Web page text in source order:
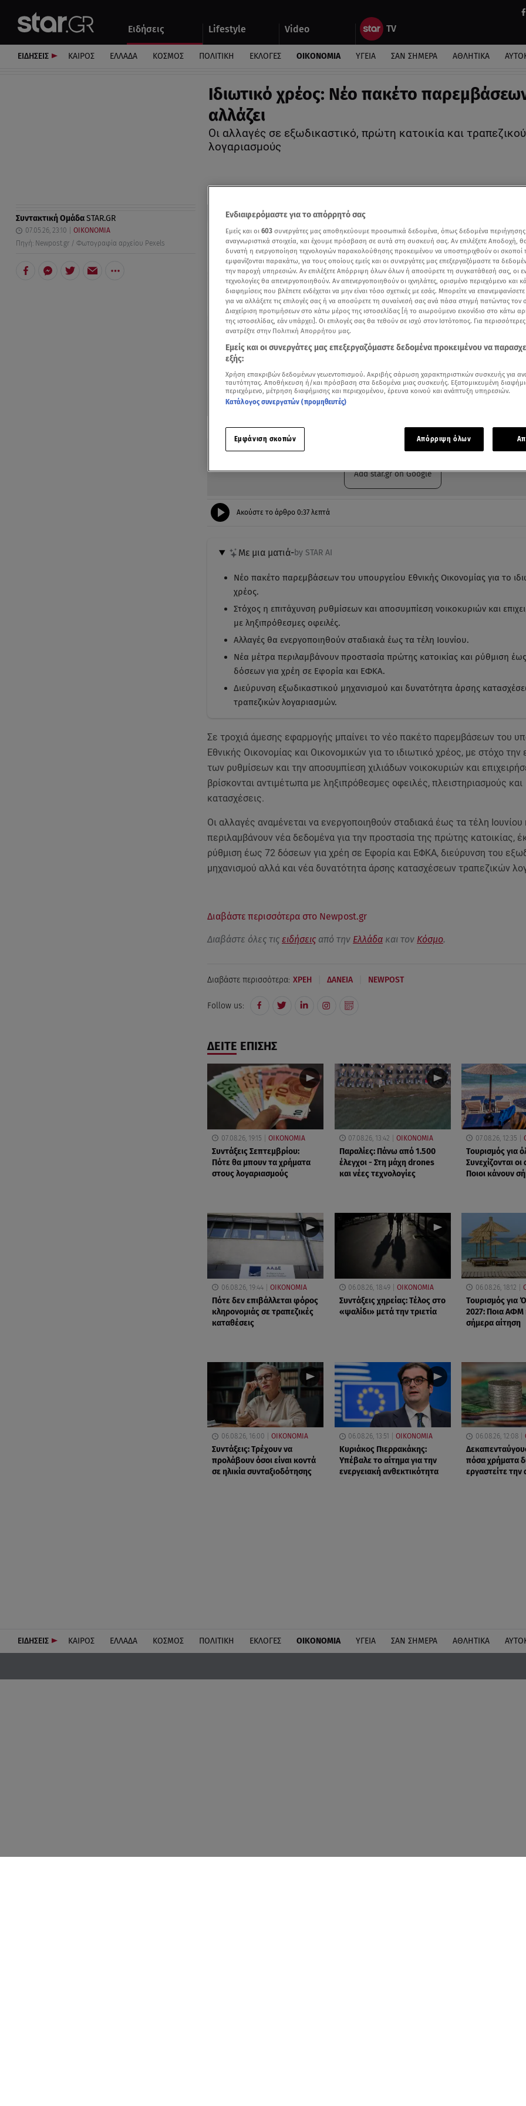
Ειδήσεις Lifestyle Video
Αυτοκίνητο
ΕΙΔΗΣΕΙΣ ΚΑΙΡΟΣ ΕΛΛΑΔΑ ΚΟΣΜΟΣ ΠΟΛΙΤΙΚΗ ΕΚΛΟΓΕΣ ΟΙΚΟΝΟΜΙΑ ΥΓΕΙΑ ΣΑΝ ΣΗΜΕΡΑ ΑΘΛΗΤΙΚΑ
Ιδιωτικό χρέος: Νέο πακέτο
αλλάζει
Οι αλλαγές σε εξωδικαστικό, πρώτη κατοικία και
λογαριασμούς
Συντακτική ΟμάδαSTAR.GR
07.05.26, 23:10
ΟΙΚΟΝΟΜΙΑ
Πηγή: Newpost.gr / Φωτογραφία αρχείου Pexels
Πρόσθηκη star.gr στις επιλογές σας
Δείτε περισσότερα άρθρα μας στα αποτελέσματα αναζήτησης
Add star.gr on Google
Ακούστε το άρθρο 0:37λεπτά
Με μια ματιά-by STAR AI
Νέο πακέτο παρεμβάσεων του υπουργείου Εθνικής Οικονομίας για το
χρέος.
Στόχος η επιτάχυνση ρυθμίσεων και αποσυμπίεση νοικοκυριών και
με ληξιπρόθεσμες οφειλές.
Αλλαγές θα ενεργοποιηθούν σταδιακά έως τα τέλη Ιουνίου.
Νέα μέτρα περιλαμβάνουν προστασία πρώτης κατοικίας και ρύθμιση
δόσεων για χρέη σε Εφορία και ΕΦΚΑ.
Διεύρυνση εξωδικαστικού μηχανισμού και δυνατότητα άρσης
τραπεζικών λογαριασμών.
Σε τροχιά άμεσης εφαρμογής μπαίνει το νέο πακέτο παρεμβάσεων του
Εθνικής Οικονομίας και Οικονομικών για το ιδιωτικό χρέος, με στόχο την
των ρυθμίσεων και την αποσυμπίεση χιλιάδων νοικοκυριών και
βρίσκονται αντιμέτωπα με ληξιπρόθεσμες οφειλές, πλειστηριασμούς και
κατασχέσεις.
Οι αλλαγές αναμένεται να ενεργοποιηθούν σταδιακά έως τα τέλη Ιουνίου
περιλαμβάνουν νέα δεδομένα για την προστασία της πρώτης κατοικίας,
ρύθμιση έως 72 δόσεων για χρέη σε Εφορία και ΕΦΚΑ, διεύρυνση του
μηχανισμού αλλά και νέα δυνατότητα άρσης κατασχέσεων τραπεζικών
Διαβάστε περισσότερα στο Newpost.gr
Διαβάστε όλες τις ειδήσειςαπό την Ελλάδακαι τον Κόσμο.
Διαβάστε περισσότερα: ΧΡΕΗ ΔΑΝΕΙΑ NEWPOST
Follow us:
ΔΕΙΤΕ ΕΠΙΣΗΣ
07.08.26, 19:15 ΟΙΚΟΝΟΜΙΑ
Συντάξεις Σεπτεμβρίου:
Πότε θα μπουν τα χρήματα
στους λογαριασμούς
07.08.26, 13:42 ΟΙΚΟΝΟΜΙΑ
Παραλίες: Πάνω από 1.500
έλεγχοι - Στη μάχη drones
και νέες τεχνολογίες
07.08.26, 12:35
Τουρισμός για
Συνεχίζονται οι
Ποιοι κάνουν
06.08.26, 19:44 ΟΙΚΟΝΟΜΙΑ
Πότε δεν επιβάλλεται φόρος
κληρονομιάς σε τραπεζικές
καταθέσεις
06.08.26, 18:49 ΟΙΚΟΝΟΜΙΑ
Συντάξεις χηρείας: Τέλος στο
«ψαλίδι» μετά την τριετία
06.08.26, 18:12
Τουρισμός για
2027: Ποια ΑΦΜ
σήμερα αίτηση
06.08.26, 16:00 ΟΙΚΟΝΟΜΙΑ
Συντάξεις: Τρέχουν να
προλάβουν όσοι είναι κοντά
σε ηλικία συνταξιοδότησης
06.08.26, 13:51 ΟΙΚΟΝΟΜΙΑ
Κυριάκος Πιερρακάκης:
Υπέβαλε το αίτημα για την
ενεργειακή ανθεκτικότητα
06.08.26, 12:08
πόσα χρήματα
εργαστείτε την
ΕΙΔΗΣΕΙΣ ΚΑΙΡΟΣ ΕΛΛΑΔΑ ΚΟΣΜΟΣ ΠΟΛΙΤΙΚΗ ΕΚΛΟΓΕΣ ΟΙΚΟΝΟΜΙΑ ΥΓΕΙΑ ΣΑΝ ΣΗΜΕΡΑ ΑΘΛΗΤΙΚΑ
Ενδιαφερόμαστε για το απόρρητό σας
Εμείς και οι 603 συνεργάτες μας αποθηκεύουμε προσωπικά δεδομένα, όπως δεδομένα
αναγνωριστικά στοιχεία, και έχουμε πρόσβαση σε αυτά στη συσκευή σας. Αν επιλέξετε Αποδοχή,
δυνατή η ενεργοποίηση τεχνολογιών παρακολούθησης προκειμένου να υποστηριχθούν οι σκοποί
εμφανίζονται παρακάτω, για τους οποίους εμείς και οι συνεργάτες μας επεξεργαζόμαστε τα
την παροχή υπηρεσιών. Αν επιλέξετε Απόρριψη όλων όλων ή αποσύρετε τη συγκατάθεσή σας, οι
τεχνολογίες θα απενεργοποιηθούν. Αν απενεργοποιηθούν οι ιχνηλάτες, ορισμένο περιεχόμενο και
διαφημίσεις που βλέπετε ενδέχεται να μην είναι τόσο σχετικές με εσάς. Μπορείτε να
για να αλλάξετε τις επιλογές σας ή να αποσύρετε τη συναίνεσή σας ανά πάσα στιγμή πατώντας τον
Διαχείριση προτιμήσεων στο κάτω μέρος της ιστοσελίδας [ή το αιωρούμενο εικονίδιο στο κάτω
της ιστοσελίδας, εάν υπάρχει]. Οι επιλογές σας θα τεθούν σε ισχύ στον Ιστότοπος. Για
ανατρέξτε στην Πολιτική Απορρήτου μας.
Εμείς και οι συνεργάτες μας επεξεργαζόμαστε δεδομένα προκειμένου να
εξής:
Χρήση επακριβών δεδομένων γεωεντοπισμού. Ακριβής σάρωση χαρακτηριστικών συσκευής για
ταυτότητας. Αποθήκευση ή/και πρόσβαση στα δεδομένα μιας συσκευής. Εξατομικευμένη
περιεχόμενο, μέτρηση διαφήμισης και περιεχομένου, έρευνα κοινού και ανάπτυξη υπηρεσιών.
Κατάλογος συνεργατών (προμηθευτές)
Εμφάνιση σκοπών Απόρριψη όλων